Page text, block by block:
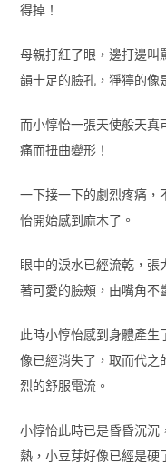
得掉！
母親打紅了眼，邊打邊叫
韻十足的臉孔，猙獰的像
而小惇怡一張天使般天真
痛而扭曲變形！
一下接一下的劇烈疼痛，
怡開始感到麻木了。
眼中的淚水已經流乾，張
著可愛的臉頰，由嘴角不
此時小惇怡感到身體產生
像已經消失了，取而代之
烈的舒服電流。
小惇怡此時已是昏昏沉沉
熱，小豆芽好像已經是硬